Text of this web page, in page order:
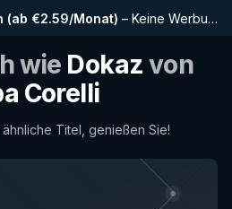
(ab €2.59/Monat) – Keine Werbung, längere Playlists, vollständiger Verlauf und Frühzugriff auf neue Funktionen
wie Dokaz von
Corelli
Titel, genießen Sie!